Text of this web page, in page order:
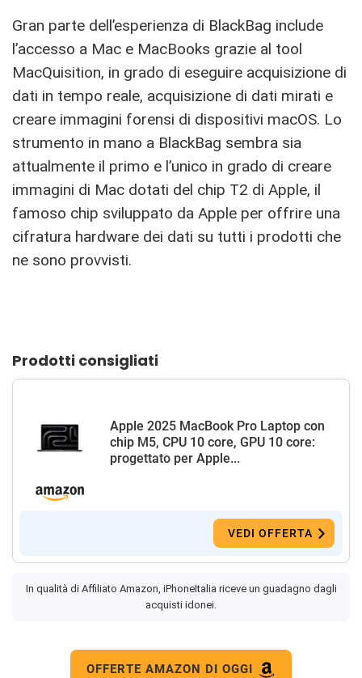
Gran parte dell’esperienza di BlackBag include
l’accesso a Mac e MacBooks grazie al tool
MacQuisition, in grado di eseguire acquisizione di
dati in tempo reale, acquisizione di dati mirati e
creare immagini forensi di dispositivi macOS. Lo
strumento in mano a BlackBag sembra sia
attualmente il primo e l’unico in grado di creare
immagini di Mac dotati del chip T2 di Apple, il
famoso chip sviluppato da Apple per offrire una
cifratura hardware dei dati su tutti i prodotti che
ne sono provvisti.
Prodotti consigliati
Apple 2025 MacBook Pro Laptop con
chip M5, CPU 10 core, GPU 10 core:
progettato per Apple...
VEDI OFFERTA
In qualità di Affiliato Amazon, iPhoneItalia riceve un guadagno dagli
acquisti idonei.
OFFERTE AMAZON DI OGGI